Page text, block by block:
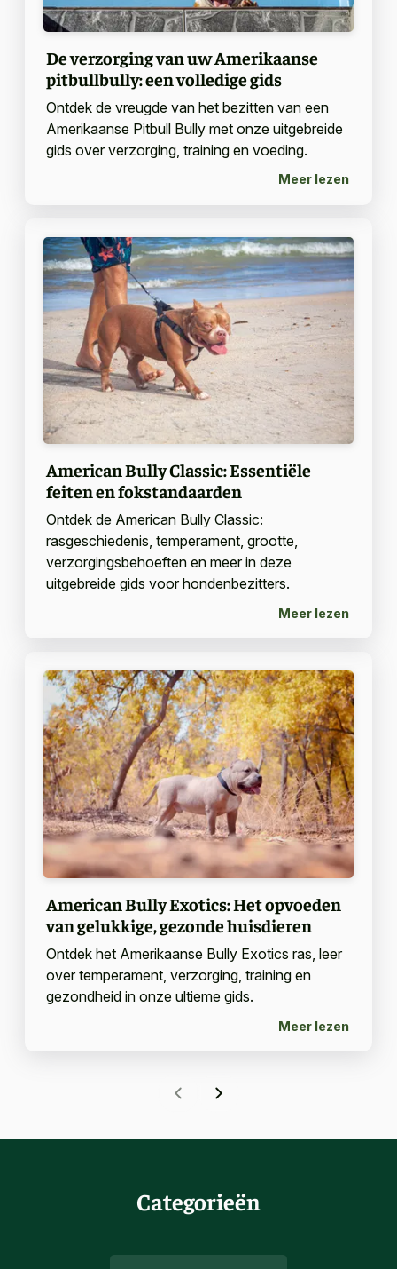
De verzorging van uw Amerikaanse
pitbullbully: een volledige gids
Ontdek de vreugde van het bezitten van een
Amerikaanse Pitbull Bully met onze uitgebreide
gids over verzorging, training en voeding.
Meer lezen
American Bully Classic: Essentiële
feiten en fokstandaarden
Ontdek de American Bully Classic:
rasgeschiedenis, temperament, grootte,
verzorgingsbehoeften en meer in deze
uitgebreide gids voor hondenbezitters.
Meer lezen
American Bully Exotics: Het opvoeden
van gelukkige, gezonde huisdieren
Ontdek het Amerikaanse Bully Exotics ras, leer
over temperament, verzorging, training en
gezondheid in onze ultieme gids.
Meer lezen
Categorieën